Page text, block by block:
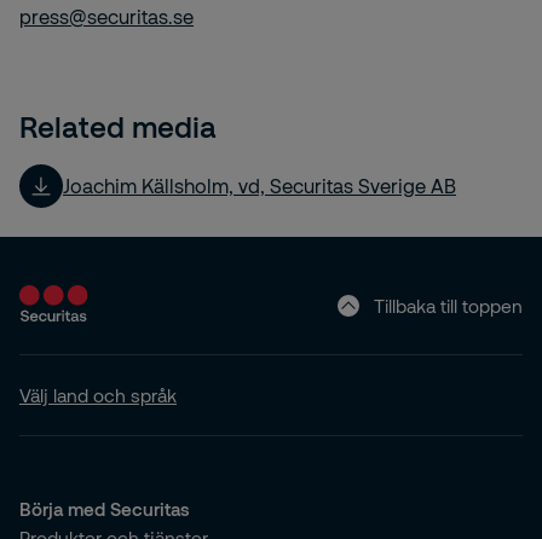
press@securitas.se
Related media
Joachim Källsholm, vd, Securitas Sverige AB
Tillbaka till toppen
Välj land och språk
Börja med Securitas